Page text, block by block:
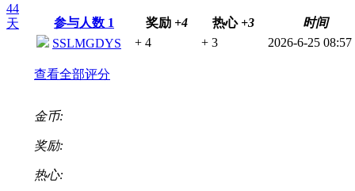
44
天
参与人数 1 奖励 +4 热心 +3
时间
SSLMGDYS
+ 4 + 3 2026-6-25 08:57
查看全部评分
金币:
奖励:
热心: